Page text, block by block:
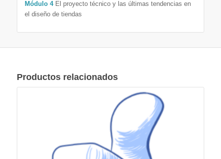
Módulo 4El proyecto técnico y las últimas tendencias en
el diseño de tiendas
Productos relacionados